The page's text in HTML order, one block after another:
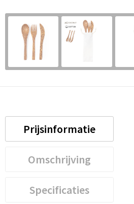
Prijsinformatie
Omschrijving
Specificaties